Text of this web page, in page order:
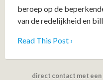
beroep op de
van de redelijkheid en
Read This Post ›
direct contact met een